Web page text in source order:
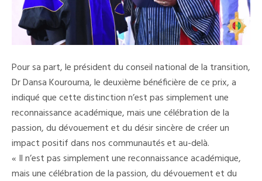
Pour sa part, le président du conseil national de la transition,
Dr Dansa Kourouma, le deuxième bénéficière de ce prix, a
indiqué que cette distinction n’est pas simplement une
reconnaissance académique, mais une célébration de la
passion, du dévouement et du désir sincère de créer un
impact positif dans nos communautés et au-delà.
« Il n’est pas simplement une reconnaissance académique,
mais une célébration de la passion, du dévouement et du